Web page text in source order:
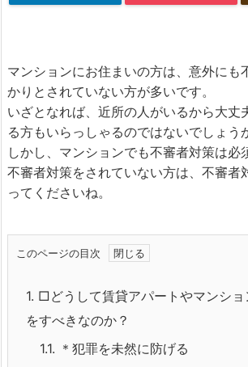
マンションにお住まいの方は、意外にも
かりとされていない方が多いです。
いざとなれば、近所の人がいるから大丈
る方もいらっしゃるのではないでしょう
しかし、マンションでも不審者対策は必
不審者対策をされていない方は、不審者
ってくださいね。
このページの目次
1. □どうして賃貸アパートやマンシ
をすべきなのか？
1.1. ＊犯罪を未然に防げる